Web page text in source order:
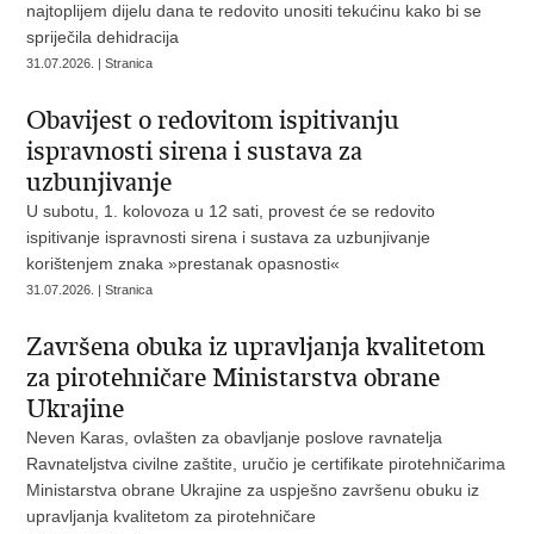
najtoplijem dijelu dana te redovito unositi tekućinu kako bi se
spriječila dehidracija
31.07.2026. | Stranica
Obavijest o redovitom ispitivanju
ispravnosti sirena i sustava za
uzbunjivanje
U subotu, 1. kolovoza u 12 sati, provest će se redovito
ispitivanje ispravnosti sirena i sustava za uzbunjivanje
korištenjem znaka »prestanak opasnosti«
31.07.2026. | Stranica
Završena obuka iz upravljanja kvalitetom
za pirotehničare Ministarstva obrane
Ukrajine
Neven Karas, ovlašten za obavljanje poslove ravnatelja
Ravnateljstva civilne zaštite, uručio je certifikate pirotehničarima
Ministarstva obrane Ukrajine za uspješno završenu obuku iz
upravljanja kvalitetom za pirotehničare